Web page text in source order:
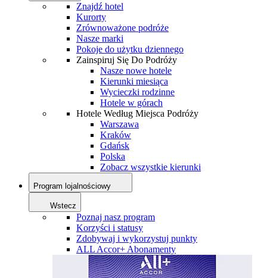
Znajdź hotel
Kurorty
Zrównoważone podróże
Nasze marki
Pokoje do użytku dziennego
Zainspiruj Się Do Podróży
Nasze nowe hotele
Kierunki miesiąca
Wycieczki rodzinne
Hotele w górach
Hotele Według Miejsca Podróży
Warszawa
Kraków
Gdańsk
Polska
Zobacz wszystkie kierunki
Program lojalnościowy
Wstecz
Poznaj nasz program
Korzyści i statusy
Zdobywaj i wykorzystuj punkty
ALL Accor+ Abonamenty